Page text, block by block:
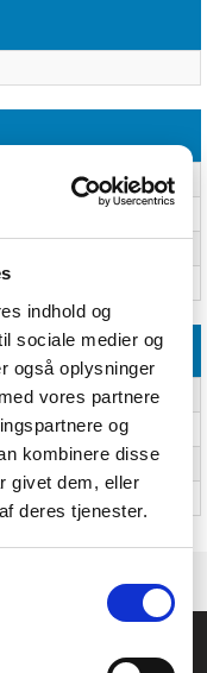
indhold og
sociale medier og
også oplysninger
vores partnere
og
kombinere disse
givet dem, eller
deres tjenester.